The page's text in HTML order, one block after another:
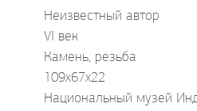
Неизвестный автор
VI век
Камень, резьба
109x67x22
Национальный музей